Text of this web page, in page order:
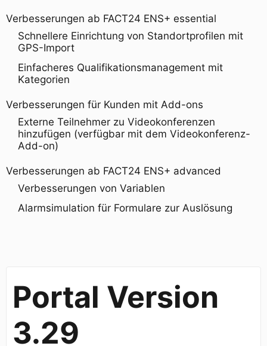
Verbesserungen ab FACT24 ENS+ essential
Schnellere Einrichtung von Standortprofilen mit
GPS-Import
Einfacheres Qualifikationsmanagement mit
Kategorien
Verbesserungen für Kunden mit Add-ons
Externe Teilnehmer zu Videokonferenzen
hinzufügen (verfügbar mit dem Videokonferenz-
Add-on)
Verbesserungen ab FACT24 ENS+ advanced
Verbesserungen von Variablen
Alarmsimulation für Formulare zur Auslösung
Portal Version
3.29